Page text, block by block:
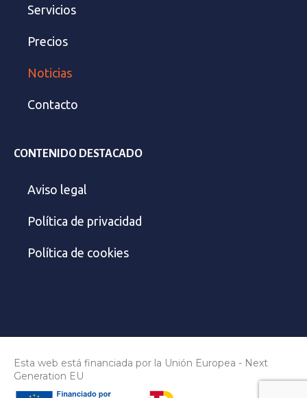
Servicios
Precios
Noticias
Contacto
CONTENIDO DESTACADO
Aviso legal
Política de privacidad
Política de cookies
Esta web está financiada por la Unión Europea - Next
Generation EU